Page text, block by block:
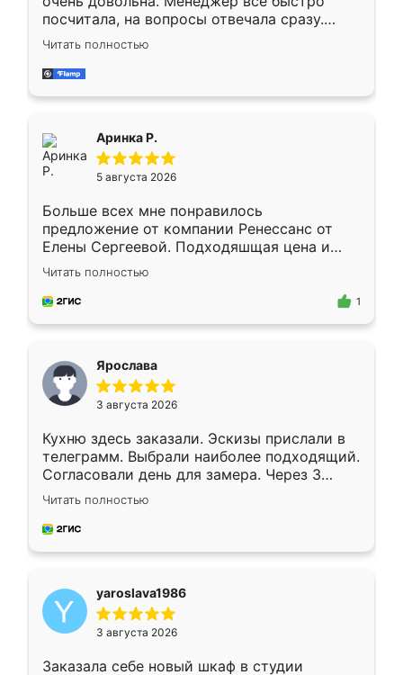
посчитала, на вопросы отвечала сразу.
Замерщик приехал в субботу, подошёл к
делу со всей ответственностью. Собрали
за день, ребята работали аккуратно, даже
Читать полностью
Аринка Р.
5 августа 2026
Больше всех мне понравилось
предложение от компании Ренессанс от
Елены Сергеевой. Подходяшщая цена и
короткие сроки изготовления. Приехавший
для замера сотрудник Владислав
предложил по моему эскизу самый
Читать полностью
1
Ярослава
3 августа 2026
Кухню здесь заказали. Эскизы прислали в
телеграмм. Выбрали наиболее подходящий.
Согласовали день для замера. Через 3
недели кухня была уже готова. Остались
довольны работой. Спасибо Ренессанс
мебель за качественную работу!
Читать полностью
yaroslava1986
3 августа 2026
Заказала себе новый шкаф в студии